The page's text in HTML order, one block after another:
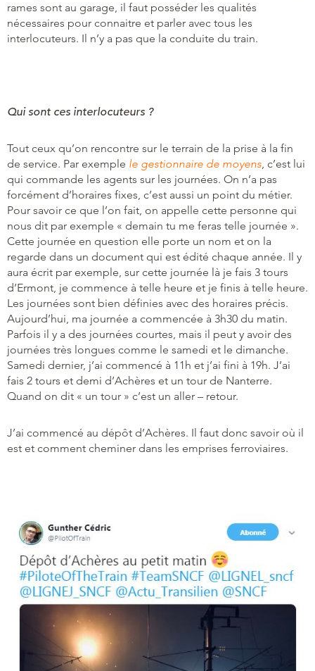
rames sont au garage, il faut posséder les qualités
nécessaires pour connaitre et parler avec tous les
interlocuteurs. Il n’y a pas que la conduite du train.
Qui sont ces interlocuteurs ?
Tout ceux qu’on rencontre sur le terrain de la prise à la fin
de service. Par exemple le gestionnaire de moyens, c’est lui
qui commande les agents sur les journées. On n’a pas
forcément d’horaires fixes, c’est aussi un point du métier.
Pour savoir ce que l’on fait, on appelle cette personne qui
nous dit par exemple « demain tu me feras telle journée ».
Cette journée en question elle porte un nom et on la
regarde dans un document qui est édité chaque année. Il y
aura écrit par exemple, sur cette journée là je fais 3 tours
d’Ermont, je commence à telle heure et je finis à telle heure.
Les journées sont bien définies avec des horaires précis.
Aujourd’hui, ma journée a commencée à 3h30 du matin.
Parfois il y a des journées courtes, mais il peut y avoir des
journées très longues comme le samedi et le dimanche.
Samedi dernier, j’ai commencé à 11h et j’ai fini à 19h. J’ai
fais 2 tours et demi d’Achères et un tour de Nanterre.
Quand on dit « un tour » c’est un aller – retour.
J’ai commencé au dépôt d’Achères. Il faut donc savoir où il
est et comment cheminer dans les emprises ferroviaires.